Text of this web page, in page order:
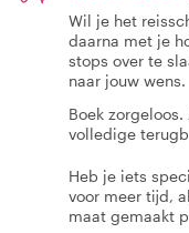
Wil je het
daarna met je
stops over te
naar jouw wens.
Boek
volledige
Heb je iets
voor meer tijd,
maat gemaakt